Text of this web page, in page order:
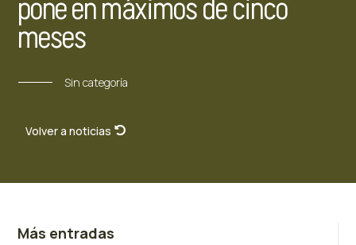
pone en máximos de cinco
meses
Sin categoría
Volver a noticias
Más entradas